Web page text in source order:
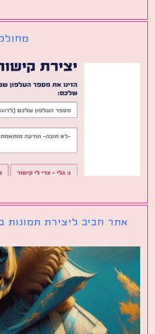
מחולל
חביב ליצירת תמונות